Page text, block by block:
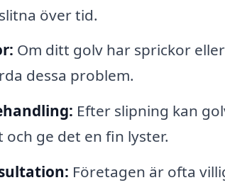
över tid.
Om ditt golv har sprickor
dessa problem.
Efter slipning kan
ge det en fin lyster.
Företagen är ofta